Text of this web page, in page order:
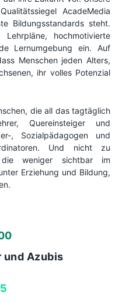
AcadeMedia
Bildungsstandards steht.
hochmotivierte
Lernumgebung ein. Auf
Menschen jeden Alters,
ihr volles Potenzial
die all das tagtäglich
Quereinsteiger und
, Sozialpädagogen und
Und nicht zu
weniger sichtbar im
Erziehung und Bildung,
und Azubis